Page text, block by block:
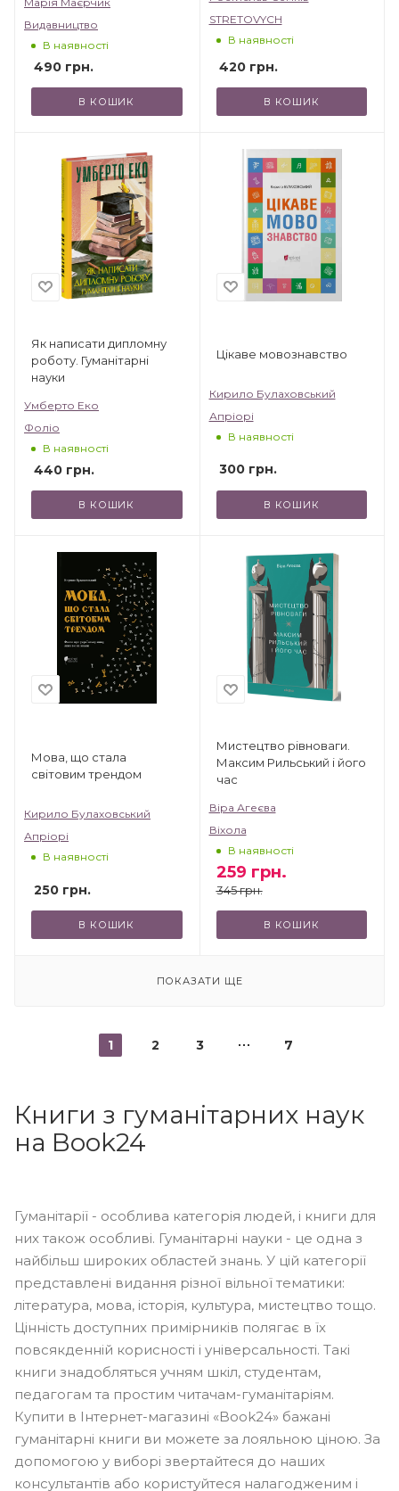
сексуальности
Видавництво
В наявності
490 грн.
В КОШИК
STRETOVYCH
В наявності
420грн.
В КОШИК
Як написати дипломну
роботу. Гуманітарні
науки
Умберто Еко
Фоліо
В наявності
440 грн.
В КОШИК
Цікаве мовознавство
Кирило Булаховський
Апріорі
В наявності
300грн.
В КОШИК
Мова, що стала
світовим трендом
Кирило Булаховський
Апріорі
В наявності
250 грн.
В КОШИК
Мистецтво рівноваги.
Максим Рильський і його
час
Віра Агеєва
Віхола
В наявності
259 грн.
345грн.
В КОШИК
ПОКАЗАТИ ЩЕ
1 2 3 7
Книги з гуманітарних наук
на Book24
Гуманітарії - особлива категорія людей, і книги для
них також особливі. Гуманітарні науки - це одна з
найбільш широких областей знань. У цій категорії
представлені видання різної вільної тематики:
література, мова, історія, культура, мистецтво тощо.
Цінність доступних примірників полягає в їх
повсякденній корисності і універсальності. Такі
книги знадобляться учням шкіл, студентам,
педагогам та простим читачам-гуманітаріям.
Купити в Інтернет-магазині «Book24» бажані
гуманітарні книги ви можете за лояльною ціною. За
допомогою у виборі звертайтеся до наших
консультантів або користуйтеся налагодженим і